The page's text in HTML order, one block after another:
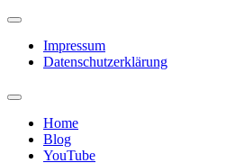
Impressum
Datenschutzerklärung
Home
Blog
YouTube